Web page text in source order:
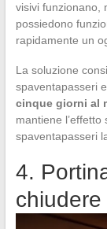
visivi funzionano,
possiedono
rapidamente un
La soluzione
spaventapasseri
cinque giorni al
mantiene
spaventapasseri
4.